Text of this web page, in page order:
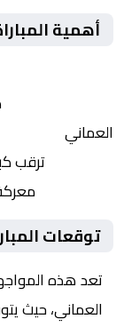
أهمية
العماني
ترقب
توقعات
تعد هذه
العماني، حيث